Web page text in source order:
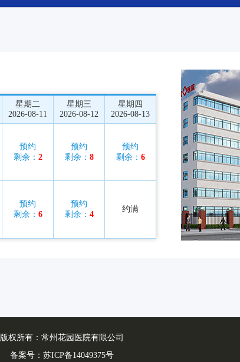
星期二
2026-08-11
星期三
2026-08-12
星期四
2026-08-13
预约
剩余： 2
预约
剩余： 8
预约
剩余： 6
预约
剩余： 6
预约
剩余： 4
约满
版权所有：常州花园医院有限公司
备案号： 苏ICP备14049375号